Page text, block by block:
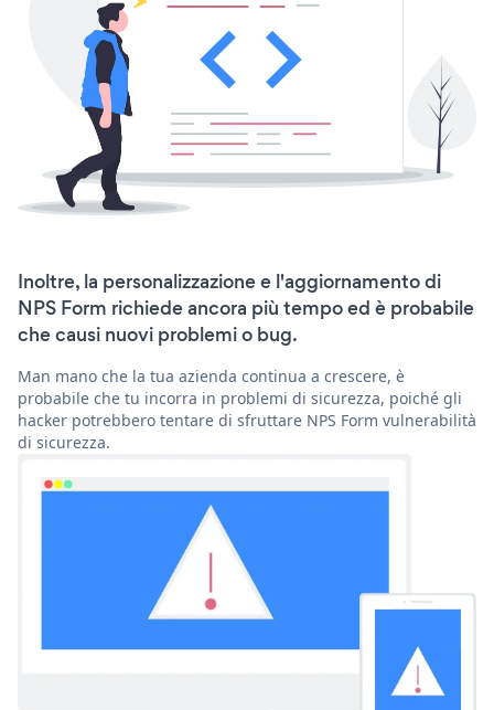
Inoltre, la personalizzazione e l'aggiornamento di
NPS Form richiede ancora più tempo ed è probabile
che causi nuovi problemi o bug.
Man mano che la tua azienda continua a crescere, è
probabile che tu incorra in problemi di sicurezza, poiché gli
hacker potrebbero tentare di sfruttare NPS Form vulnerabilità
di sicurezza.